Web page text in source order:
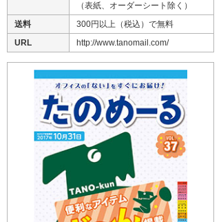
（表紙、オーダーシート除く）
送料
300円以上（税込）で無料
URL
http://www.tanomail.com/